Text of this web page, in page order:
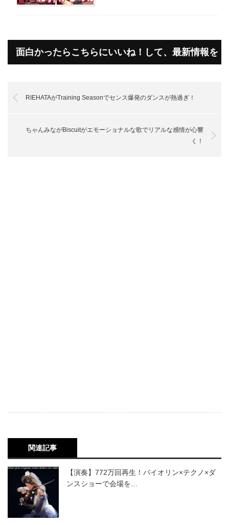
面白かったらこちらにいいね！して、最新情報を
RIEHATAがTraining Seasonでセンス爆発のダンスが熱過ぎ！
ちゃんみながBiscuitがエモーショナルな歌でリアルな感情が心響
く！
関連記事
【演奏】772万回再生！バイオリン×テクノ×ダ
ンスショーで会場を…